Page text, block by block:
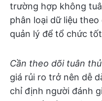
trường hợp không
phân loại dữ liệu
quản lý để tổ chức
Cần theo dõi tuân
giá rủi ro trở nên dễ
chỉ định người đánh